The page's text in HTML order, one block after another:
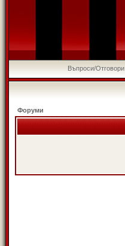
Въпроси/Отговори
Форуми